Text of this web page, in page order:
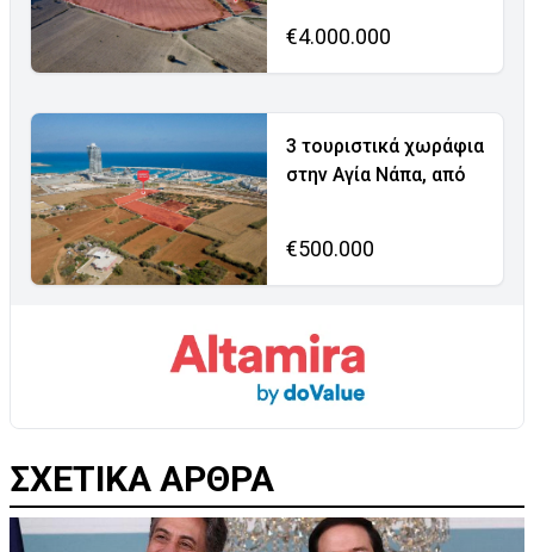
€4.000.000
3 τουριστικά χωράφια
στην Αγία Νάπα, από
€500.000
ΣΧΕΤΙΚΑ ΑΡΘΡΑ